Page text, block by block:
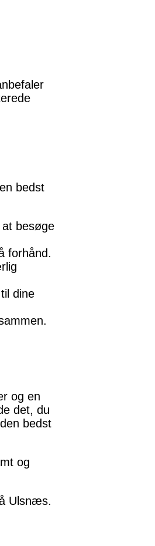
bedst
besøge
forhånd.
dine
og en
det, du
bedst
og
Ulsnæs.